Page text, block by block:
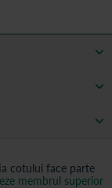
cotului face parte
membrul superior